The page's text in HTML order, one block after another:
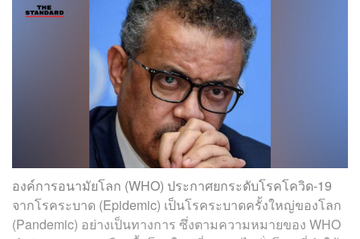
องค์การอนามัยโลก (WHO) ประกาศยกระดับโรคโควิด-19
จากโรคระบาด (Epidemic) เป็นโรคระบาดครั้งใหญ่ของโลก
(Pandemic) อย่างเป็นทางการ ซึ่งตามความหมายของ WHO